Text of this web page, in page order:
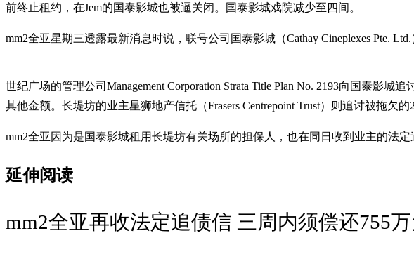
前终止租约，在Jem的国泰影城也被逼关闭。国泰影城戏院减少至四间。
mm2全亚星期三透露最新消息时说，联号公司国泰影城（Cathay Cineplexes Pte.
世纪广场的管理公司Management Corporation Strata Title Plan No. 2193向国泰影
其他金额。长堤坊的业主星狮地产信托（Frasers Centrepoint Trust）则追讨被拖欠
mm2全亚因为是国泰影城租用长堤坊有关场所的担保人，也在同日收到业主的法定
延伸阅读
mm2全亚再收法定追债信 三周内须偿还755